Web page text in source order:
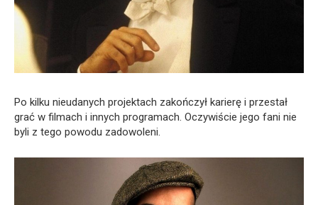
Po kilku nieudanych projektach zakończył karierę i przestał
grać w filmach i innych programach. Oczywiście jego fani nie
byli z tego powodu zadowoleni.